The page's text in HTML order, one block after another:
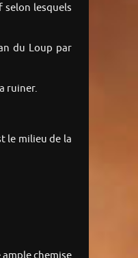
selon lesquels
du Loup par
ruiner.
le milieu de la
chemise